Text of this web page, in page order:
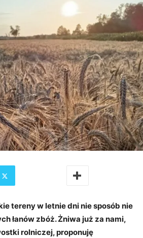
tereny w letnie dni nie sposób nie
łanów zbóż. Żniwa już za nami,
rolniczej, proponuję